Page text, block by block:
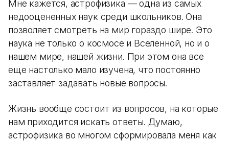
Мне кажется, астрофизика — одна из самых
недооцененных наук среди школьников. Она
позволяет смотреть на мир гораздо шире. Это
наука не только о космосе и Вселенной, но и о
нашем мире, нашей жизни. При этом она все
еще настолько мало изучена, что постоянно
заставляет задавать новые вопросы.
Жизнь вообще состоит из вопросов, на которые
нам приходится искать ответы. Думаю,
астрофизика во многом сформировала меня как